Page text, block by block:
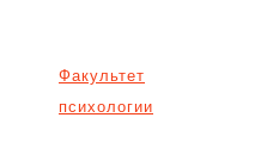
Факультет
психологии